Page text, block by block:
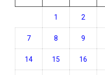
1 2
7 8 9
14 15 16